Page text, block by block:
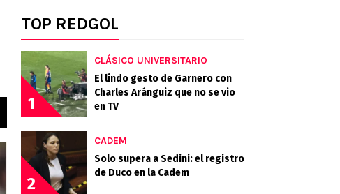
TOP REDGOL
1
CLÁSICO UNIVERSITARIO
El lindo gesto de Garnero con
Charles Aránguiz que no se vio
en TV
2
CADEM
Solo supera a Sedini: el registro
de Duco en la Cadem